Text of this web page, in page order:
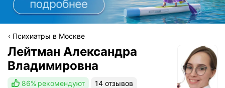
Психиатры в Москве
Лейтман Александра
Владимировна
86% рекомендуют 14 отзывов